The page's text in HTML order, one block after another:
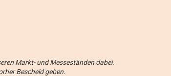
Markt- und Messeständen dabei.
Bescheid geben.